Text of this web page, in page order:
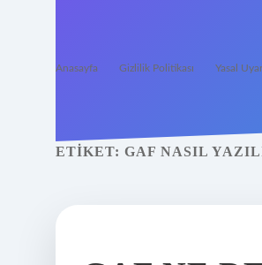
Anasayfa Gizlilik Politikası Yasal
ETIKET: GAF NASIL